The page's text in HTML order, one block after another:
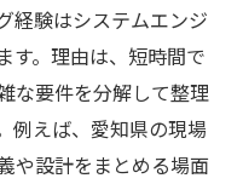
て差がつく競技経
ミングの実践力
知県で求められる
経験はシステムエンジ
す。理由は、短時間で
な要件を分解して整理
例えば、愛知県の現場
や設計をまとめる場面